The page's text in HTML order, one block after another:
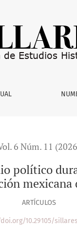
6 Núm. 11
político
mexicana
ARTÍCULOS
10.29105/